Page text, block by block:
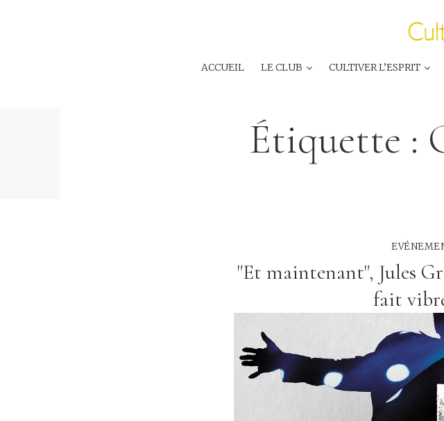
ACCUEIL LE CLUB CULTIVER L’ESPRIT
Étiquette :
"Et maintenant", Jules
fait